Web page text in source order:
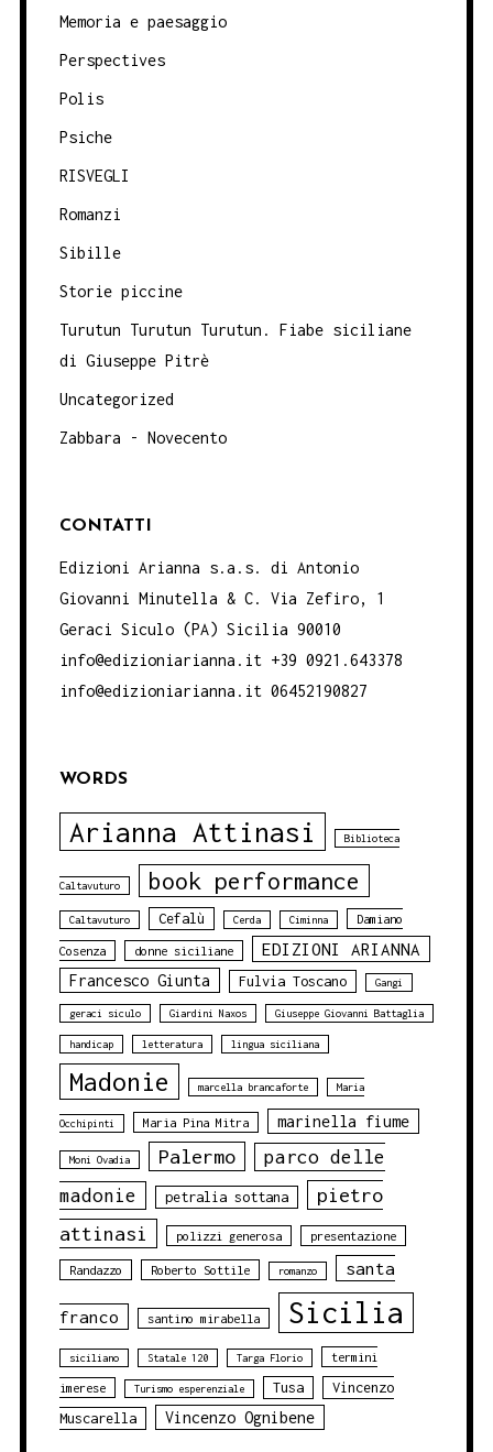
Memoria e paesaggio
Perspectives
Polis
Psiche
RISVEGLI
Romanzi
Sibille
Storie piccine
Turutun Turutun Turutun. Fiabe siciliane
di Giuseppe Pitrè
Uncategorized
Zabbara - Novecento
CONTATTI
Edizioni Arianna s.a.s. di Antonio
Giovanni Minutella & C. Via Zefiro, 1
Geraci Siculo (PA) Sicilia 90010
info@edizioniarianna.it +39 0921.643378
info@edizioniarianna.it 06452190827
WORDS
Arianna Attinasi Biblioteca
Caltavuturo book performance
Caltavuturo Cefalù Cerda Ciminna Damiano
Cosenza donne siciliane EDIZIONI ARIANNA
Francesco Giunta Fulvia Toscano Gangi
geraci siculo Giardini Naxos Giuseppe Giovanni Battaglia
handicap letteratura lingua siciliana
Madonie marcella brancaforte Maria
Occhipinti Maria Pina Mitra marinella fiume
Moni Ovadia Palermo
parco delle
madonie
petralia sottana
pietro
attinasi
polizzi generosa presentazione
Randazzo Roberto Sottile romanzo santa
franco santino mirabella Sicilia
siciliano Statale 120 Targa Florio termini
imerese Turismo esperenziale Tusa
Vincenzo
Muscarella
Vincenzo Ognibene